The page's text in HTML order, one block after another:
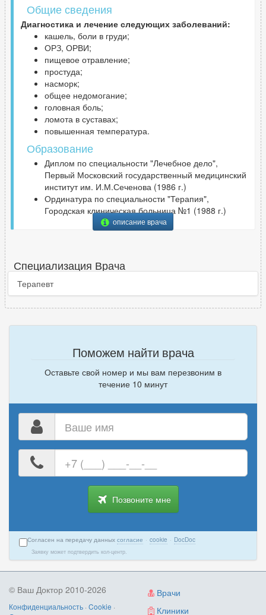
Общие сведения
Диагностика и лечение следующих заболеваний:
кашель, боли в груди;
ОРЗ, ОРВИ;
пищевое отравление;
простуда;
насморк;
общее недомогание;
головная боль;
ломота в суставах;
повышенная температура.
Образование
Диплом по специальности "Лечебное дело",
Первый Московский государственный медицинский
институт им. И.М.Сеченова (1986 г.)
Ординатура по специальности "Терапия",
Городская клиническая больница №1 (1988 г.)
описание врача
Специализация Врача
Терапевт
Поможем найти врача
Оставьте свой номер и мы вам перезвоним в
течение 10 минут
номер
телефона
Позвоните мне
Согласен на передачу данных согласие · cookie · DocDoc
Заявку может подтвердить кол-центр.
Врачи
Клиники
© Ваш Доктор 2010-2026
Конфиденциальность · Cookie ·